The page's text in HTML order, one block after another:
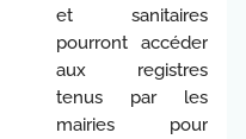
et sanitaires
pourront accéder
aux registres
tenus par les
mairies pour